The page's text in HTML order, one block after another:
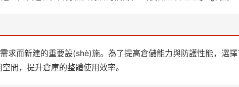
求而新建的重要設(shè)施。為了提高倉儲能力與防護性能，選
間，提升倉庫的整體使用效率。